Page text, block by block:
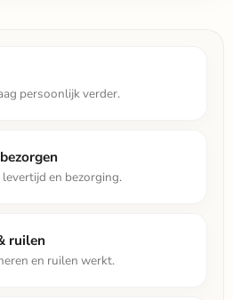
persoonlijk verder.
en bezorging.
ruilen
en ruilen werkt.